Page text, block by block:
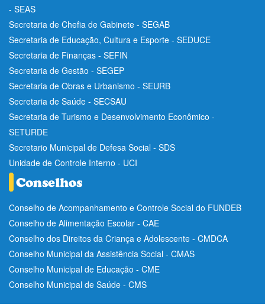
- SEAS
Secretaria de Chefia de Gabinete - SEGAB
Secretaria de Educação, Cultura e Esporte - SEDUCE
Secretaria de Finanças - SEFIN
Secretaria de Gestão - SEGEP
Secretaria de Obras e Urbanismo - SEURB
Secretaria de Saúde - SECSAU
Secretaria de Turismo e Desenvolvimento Econômico -
SETURDE
Secretario Municipal de Defesa Social - SDS
Unidade de Controle Interno - UCI
Conselho de Acompanhamento e Controle Social do FUNDEB
Conselho de Alimentação Escolar - CAE
Conselho dos Direitos da Criança e Adolescente - CMDCA
Conselho Municipal da Assistência Social - CMAS
Conselho Municipal de Educação - CME
Conselho Municipal de Saúde - CMS